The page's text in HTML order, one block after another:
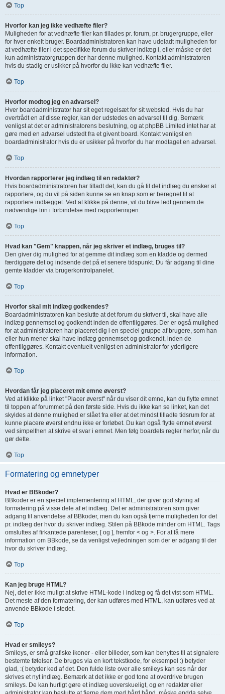
Top
Hvorfor kan jeg ikke vedhæfte filer?
Muligheden for at vedhæfte filer kan tillades pr. forum, pr. brugergruppe, eller
for hver enkelt bruger. Boardadministratoren kan have udeladt muligheden for
at vedhæfte filer i det specifikke forum du skriver indlæg i, eller måske er det
kun administratorgruppen der har denne mulighed. Kontakt administratoren
hvis du stadig er usikker på hvorfor du ikke kan vedhæfte filer.
Top
Hvorfor modtog jeg en advarsel?
Hver boardadministrator har sit eget regelsæt for sit websted. Hvis du har
overtrådt en af disse regler, kan der udstedes en advarsel til dig. Bemærk
venligst at det er administratorens beslutning, og at phpBB Limited intet har at
gøre med en advarsel udstedt fra et givent board. Kontakt venligst en
boardadministrator hvis du er usikker på hvorfor du har modtaget en advarsel.
Top
Hvordan rapporterer jeg indlæg til en redaktør?
Hvis boardadministratoren har tilladt det, kan du gå til det indlæg du ønsker at
rapportere, og du vil på siden kunne se en knap som er beregnet til at
rapportere indlægget. Ved at klikke på denne, vil du blive ledt gennem de
nødvendige trin i forbindelse med rapporteringen.
Top
Hvad kan "Gem" knappen, når jeg skriver et indlæg, bruges til?
Den giver dig mulighed for at gemme dit indlæg som en kladde og dermed
færdiggøre det og indsende det på et senere tidspunkt. Du får adgang til dine
gemte kladder via brugerkontrolpanelet.
Top
Hvorfor skal mit indlæg godkendes?
Boardadministratoren kan beslutte at det forum du skriver til, skal have alle
indlæg gennemset og godkendt inden de offentliggøres. Der er også mulighed
for at administratoren har placeret dig i en speciel gruppe af brugere, som han
eller hun mener skal have indlæg gennemset og godkendt, inden de
offentliggøres. Kontakt eventuelt venligst en administrator for yderligere
information.
Top
Hvordan får jeg placeret mit emne øverst?
Ved at klikke på linket "Placer øverst" når du viser dit emne, kan du flytte emnet
til toppen af forummet på den første side. Hvis du ikke kan se linket, kan det
skyldes at denne mulighed er slået fra eller at det mindst tilladte tidsrum for at
kunne placere øverst endnu ikke er forløbet. Du kan også flytte emnet øverst
ved simpelthen at skrive et svar i emnet. Men følg boardets regler herfor, når du
gør dette.
Top
Formatering og emnetyper
Hvad er BBkoder?
BBkoder er en speciel implementering af HTML, der giver god styring af
formatering på visse dele af et indlæg. Det er administratoren som giver
adgang til anvendelse af BBkoder, men du kan også fjerne muligheden for det
pr. indlæg der hvor du skriver indlæg. Stilen på BBkode minder om HTML. Tags
omsluttes af firkantede parenteser, [ og ], fremfor < og >. For at få mere
information om BBkode, se da venligst vejledningen som der er adgang til der
hvor du skriver indlæg.
Top
Kan jeg bruge HTML?
Nej, det er ikke muligt at skrive HTML-kode i indlæg og få det vist som HTML.
Det meste af den formatering, der kan udføres med HTML, kan udføres ved at
anvende BBkode i stedet.
Top
Hvad er smileys?
Smileys, er små grafiske ikoner - eller billeder, som kan benyttes til at signalere
bestemte følelser. De bruges via en kort tekstkode, for eksempel :) betyder
glad, :( betyder ked af det. Den fulde liste over alle smileys kan ses når der
skrives et nyt indlæg. Bemærk at det ikke er god tone at overdrive brugen
smileys. De kan hurtigt gøre et indlæg uoverskueligt, og en redaktør eller